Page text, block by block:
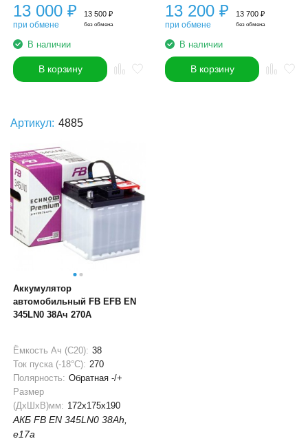
13 000 ₽
при обмене
13 500 ₽
без обмена
В наличии
В корзину
13 200 ₽
при обмене
13 700 ₽
без обмена
В наличии
В корзину
Артикул: 4885
Аккумулятор
автомобильный FB EFB EN
345LN0 38Ач 270A
Ёмкость Ач (С20): 38
Ток пуска (-18°С): 270
Полярность: Обратная -/+
Размер
(ДхШхВ)мм: 172x175x190
АКБ FB EN 345LN0 38Ah,
e17a